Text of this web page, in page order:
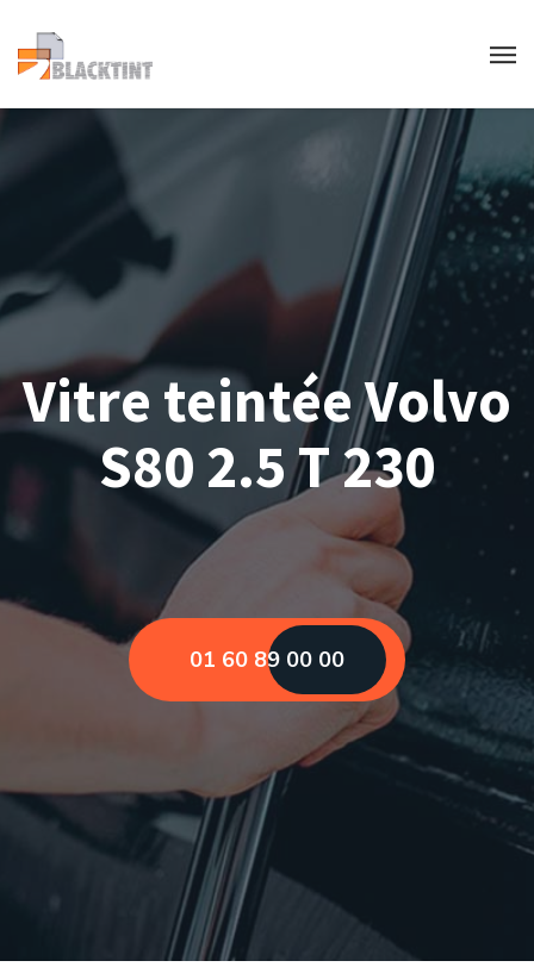
Vitre teintée Volvo
S80 2.5 T 230
01 60 89 00 00